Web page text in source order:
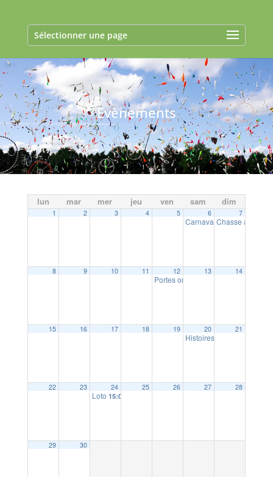
Sélectionner une page
Evènements
lun mar mer jeu ven sam dim
1 2 3 4 5 6
Carnaval école publique
7
Chasse aux
8 9 10 11 12
Portes ouvertes école publique
13 14
15 16 17 18 19 20
Histoires de Jardins
21
22 23 24
Loto 15:00
25 26 27 28
29 30